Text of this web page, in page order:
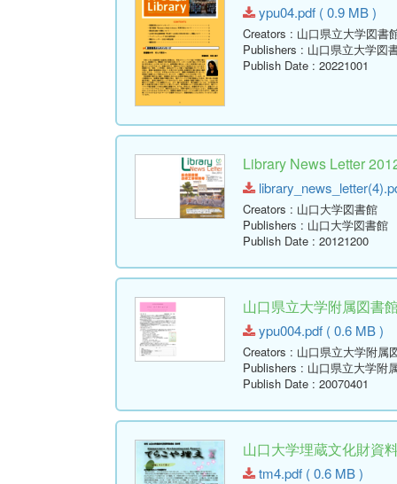
ypu04.pdf ( 0.9 MB )
Creators : 山口県立大学図書
Publishers : 山口県立大学図
Publish Date : 20221001
Library News Letter
Creators : 山口大学図書館
Publishers : 山口大学図書館
Publish Date : 20121200
山口県立大学附属図書
ypu004.pdf ( 0.6 MB )
Creators : 山口県立大学附属
Publishers : 山口県立大学附
Publish Date : 20070401
山口大学埋蔵文化財
tm4.pdf ( 0.6 MB )